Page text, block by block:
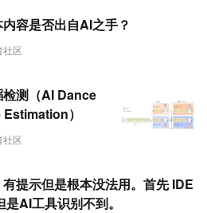
社区
容是否出自AI之手？
社区
测（AI Dance
）
提示但是根本没法用。首先 IDE
AI工具识别不到。